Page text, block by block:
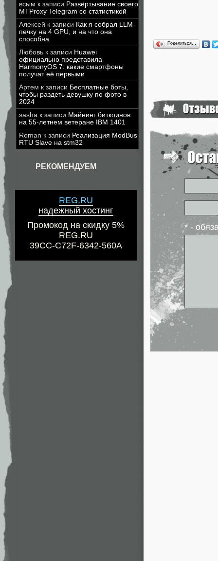
всым к записи Развёртывание своего
MTProxy Telegram со статистикой
Алексей к записи Как я собрал LLM-
печку на 4 GPU, и на что она
способна
Любовь к записи Huawei
официально представила
HarmonyOS 7: какие смартфоны
получат её первыми
Артем к записи Бесплатные боты,
чтобы раздеть девушку по фото в
2024
sasha к записи Майнинг биткоинов
на 55-летнем ветеране IBM 1401
Roman к записи Реализация ModBus
RTU Slave на stm32
РЕКОМЕНДУЕМ
REG.RU
надежный хостинг
Промокод на скидку 5%
REG.RU
39CC-C72F-6342-560A
Поделиться…
* -